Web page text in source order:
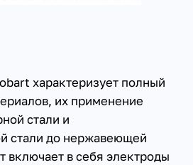
74
характеризует полный
их применение
стали и
стали до нержавеющей
включает в себя электроды